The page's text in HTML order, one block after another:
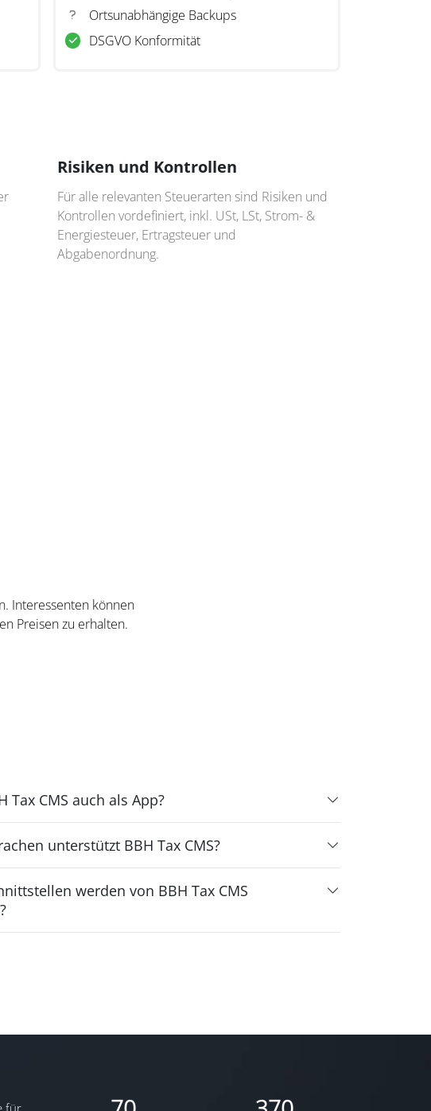
Ortsunabhängige Backups
DSGVO Konformität
Risiken und Kontrollen
Für alle relevanten Steuerarten sind Risiken und
Kontrollen vordefiniert, inkl. USt, LSt, Strom- &
Energiesteuer, Ertragsteuer und
Abgabenordnung.
Interessenten können
Preisen zu erhalten.
Tax CMS auch als App?
unterstützt BBH Tax CMS?
werden von BBH Tax CMS